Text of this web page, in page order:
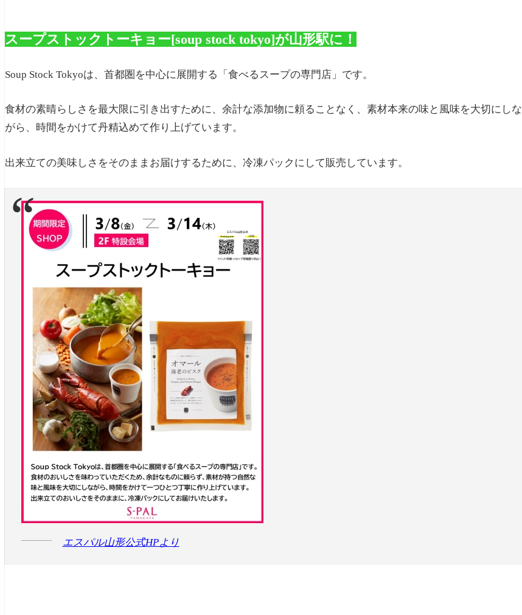
スープストックトーキョー[soup stock tokyo]が山形駅に！
Soup Stock Tokyoは、首都圏を中心に展開する「食べるスープの専門店」です。
食材の素晴らしさを最大限に引き出すために、余計な添加物に頼ることなく、素材本来の味と風味を大切にしな
がら、時間をかけて丹精込めて作り上げています。
出来立ての美味しさをそのままお届けするために、冷凍パックにして販売しています。
エスパル山形公式HPより